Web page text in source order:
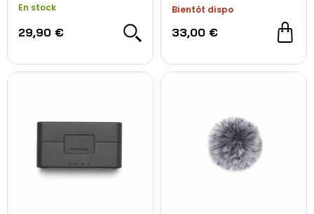
En stock
29,90 €
Bientôt dispo
33,00 €